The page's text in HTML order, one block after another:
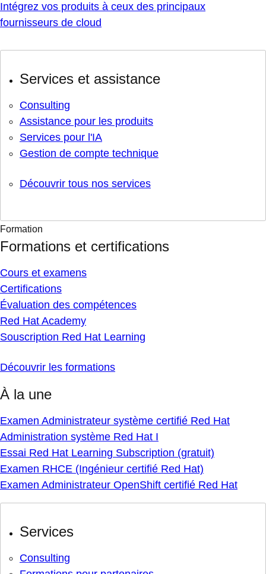
Intégrez vos produits à ceux des principaux
fournisseurs de cloud
Services et assistance
Consulting
Assistance pour les produits
Services pour l'IA
Gestion de compte technique
Découvrir tous nos services
Formation
Formations et certifications
Cours et examens
Certifications
Évaluation des compétences
Red Hat Academy
Souscription Red Hat Learning
Découvrir les formations
À la une
Examen Administrateur système certifié Red Hat
Administration système Red Hat I
Essai Red Hat Learning Subscription (gratuit)
Examen RHCE (Ingénieur certifié Red Hat)
Examen Administrateur OpenShift certifié Red Hat
Services
Consulting